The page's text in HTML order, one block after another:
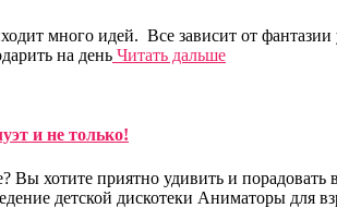
много идей. Все зависит от
на день Читать дальше
и не только!
Вы хотите приятно удивить и
детской дискотеки Аниматоры для